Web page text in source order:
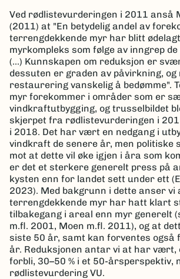
Ved rødlistevurderingen i 2011 anså
(2011) at "En betydelig andel av
terrengdekkende myr har blitt
myrkompleks som følge av inngrep
(...) Kunnskapen om reduksjon er
dessuten er graden av påvirkning,
restaurering vanskelig å bedømme".
myr forekommer i områder som er
vindkraftutbygging, og trusselbildet
skjerpet fra rødlistevurderingen i
i 2018. Det har vært en nedgang i
vindkraft de senere år, men politiske
mot at dette vil øke igjen i åra som
er det et sterkere generelt press på
kysten enn for landet sett under ett
2023). Med bakgrunn i dette anser vi
terrengdekkende myr har hatt klart
tilbakegang i areal enn myr generelt
m.fl. 2001, Moen m.fl. 2011), og at
siste 50 år, samt kan forventes også
år. Reduksjonen antar vi at har vært,
forbli, 30–50 % i et 50-årsperspektiv,
rødlistevurdering VU.